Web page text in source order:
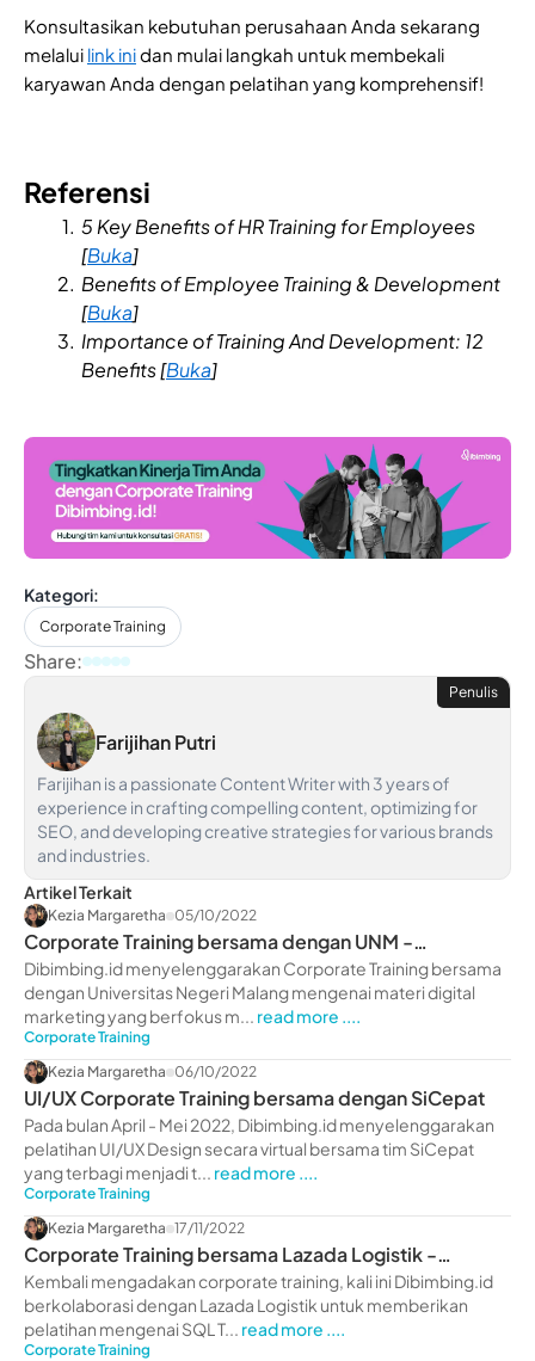
Konsultasikan kebutuhan perusahaan Anda sekarang
melalui link inidan mulai langkah untuk membekali
karyawan Anda dengan pelatihan yang komprehensif!
Referensi
5 Key Benefits of HR Training for Employees
[Buka]
Benefits of Employee Training & Development
[Buka]
Importance of Training And Development: 12
Benefits [Buka]
Kategori:
Corporate Training
Share:
Penulis
Farijihan Putri
Farijihan is a passionate Content Writer with 3 years of
experience in crafting compelling content, optimizing for
SEO, and developing creative strategies for various brands
and industries.
Artikel Terkait
Kezia Margaretha 05/10/2022
Corporate Training bersama dengan UNM -
dibimbing.id
Dibimbing.id menyelenggarakan Corporate Training bersama
dengan Universitas Negeri Malang mengenai materi digital
marketing yang berfokus m... read more ....
Corporate Training
Kezia Margaretha 06/10/2022
UI/UX Corporate Training bersama dengan SiCepat
Pada bulan April - Mei 2022, Dibimbing.id menyelenggarakan
pelatihan UI/UX Design secara virtual bersama tim SiCepat
yang terbagi menjadi t... read more ....
Corporate Training
Kezia Margaretha 17/11/2022
Corporate Training bersama Lazada Logistik -
dibimbing.id
Kembali mengadakan corporate training, kali ini Dibimbing.id
berkolaborasi dengan Lazada Logistik untuk memberikan
pelatihan mengenai SQL T... read more ....
Corporate Training